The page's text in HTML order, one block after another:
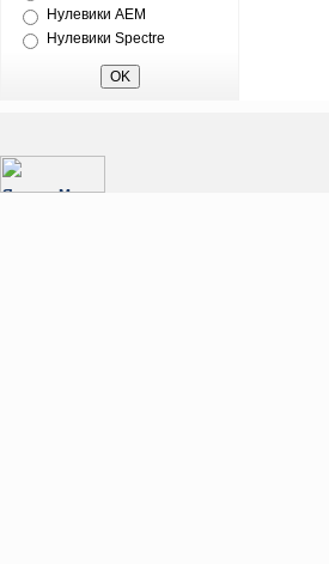
Нулевики AEM
Нулевики Spectre